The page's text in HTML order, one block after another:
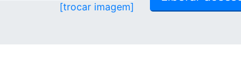
[trocar imagem]